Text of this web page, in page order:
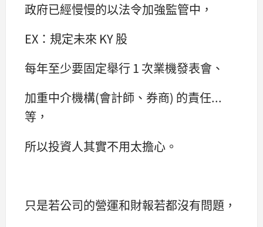
政府已經慢慢的以法令加強監管中，
EX：規定未來 KY 股
每年至少要固定舉行 1 次業機發表會、
加重中介機構(會計師、券商) 的責任...
等，
所以投資人其實不用太擔心。
只是若公司的營運和財報若都沒有問題，